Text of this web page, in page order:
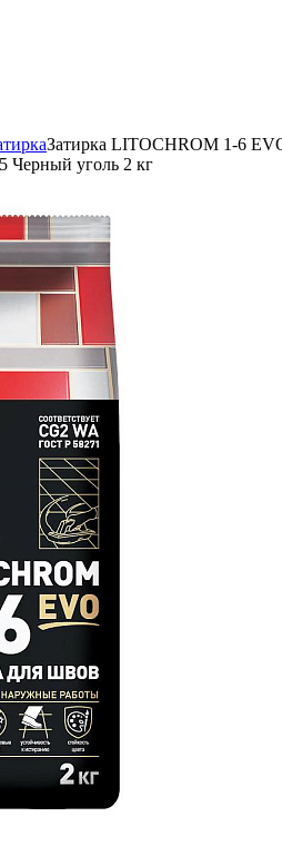
Затирка LITOCHROM 1-6
Черный уголь 2 кг